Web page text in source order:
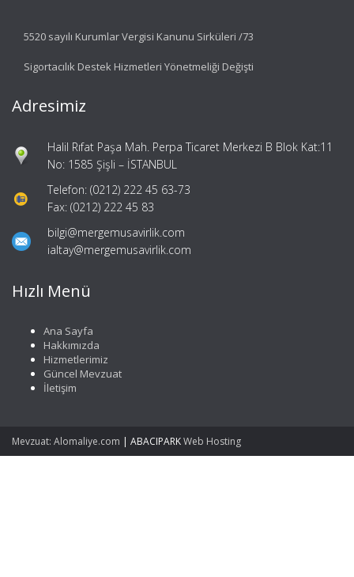
5520 sayılı Kurumlar Vergisi Kanunu Sirküleri /73
Sigortacılık Destek Hizmetleri Yönetmeliği Değişti
Adresimiz
Halil Rıfat Paşa Mah. Perpa Ticaret Merkezi B Blok Kat:11
No: 1585 Şişli – İSTANBUL
Telefon: (0212) 222 45 63-73
Fax: (0212) 222 45 83
bilgi@mergemusavirlik.com
ialtay@mergemusavirlik.com
Hızlı Menü
Ana Sayfa
Hakkımızda
Hizmetlerimiz
Güncel Mevzuat
İletişim
Mevzuat: Alomaliye.com | ABACIPARKWeb Hosting